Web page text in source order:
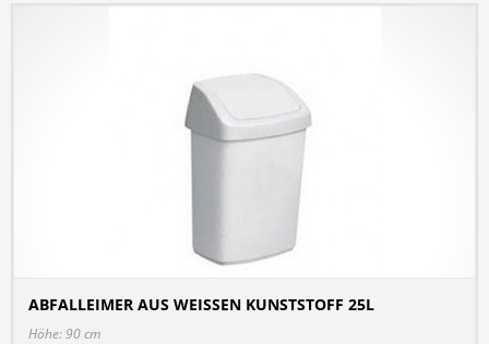
ABFALLEIMER AUS WEISSEN KUNSTSTOFF 25L
Höhe: 90 cm